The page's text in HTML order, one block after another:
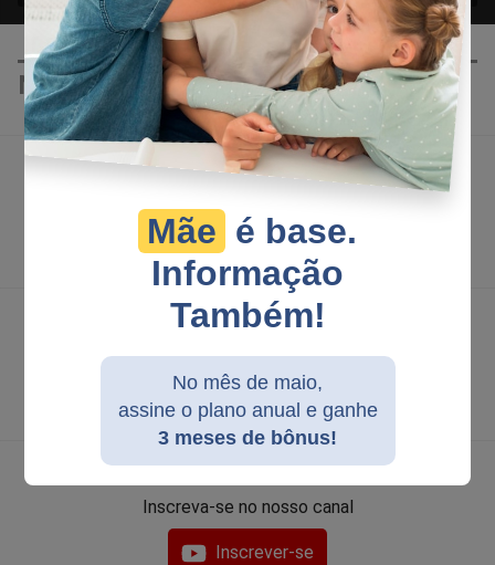
Mãe é base.
Informação
Também!
No mês de maio,
assine o plano anual e ganhe
3 meses de bônus!
NOSSAS REDES SOCIAIS
Facebook
Seguir página
Twitter
Siga-nos no Twitter
YouTube
Inscreva-se no nosso canal
Inscrever-se